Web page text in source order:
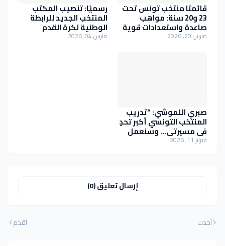
قائمتا منتخب تونس تحت
23 و20 سنة: مواهب
صاعدة واستعدادات قوية
لمواجهتي كوت ديفوار
مارس 20, 2026
رسميًا: تنصيب المكتب
المنتخب الجديد للرابطة
الوطنية لكرة القدم
المحترفة
مارس 04, 2026
صبري اللموشي: “تدريب
المنتخب التونسي أكبر تحدٍ
في مسيرتي… وسنعمل
لإسعاد كل التونسيين”
فبراير 11, 2026
إرسال تعليق (0)
أحدث أقدم